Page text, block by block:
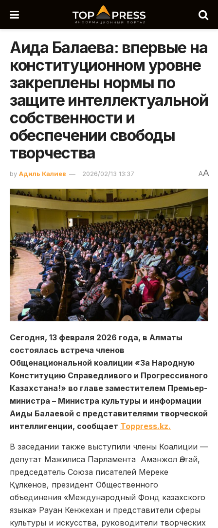
Аида Балаева: впервые на
конституционном уровне
закреплены нормы по
защите интеллектуальной
собственности и
обеспечении свободы
творчества
by Адиль Калиев 2026/02/13 13:37 AA
Сегодня, 13 февраля 2026 года, в Алматы
состоялась встреча членов
Общенациональной коалиции «За Народную
Конституцию Справедливого и Прогрессивного
Казахстана!» во главе заместителем Премьер-
министра – Министра культуры и информации
Аиды Балаевой с представителями творческой
интеллигенции, сообщает Toppress.kz.
В заседании также выступили члены Коалиции —
депутат Мажилиса Парламента Аманжол Әлтай,
председатель Союза писателей Мереке
Құлкенов, президент Общественного
объединения «Международный Фонд казахского
языка» Рауан Кенжехан и представители сферы
культуры и искусства, руководители творческих